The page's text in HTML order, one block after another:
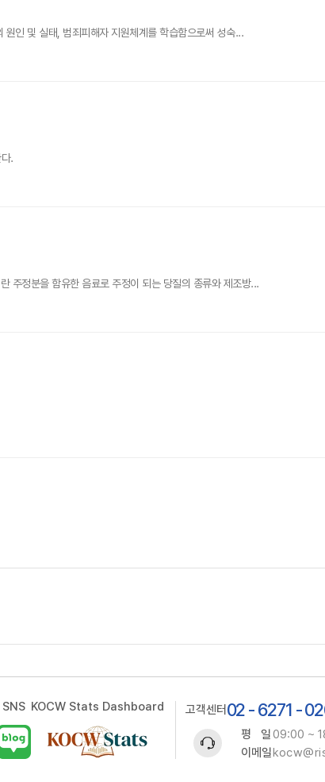
인 및 실태, 범죄피해자 지원체계를 학습함으로써 성숙...
.
주정분을 함유한 음료로 주정이 되는 당질의 종류와 제조방...
SNS KOCW Stats Dashboard 고객센터 02 - 6271 -
평 일09:00 ~
이메일